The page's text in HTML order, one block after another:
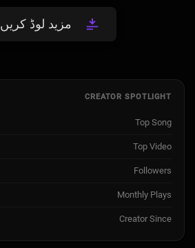
مزید لوڈ کریں
CREATOR SPOTLIGHT
Top Song
Top Video
Followers
Monthly Plays
Creator Since